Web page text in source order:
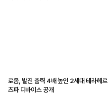
로옴, 발진 출력 4배 높인 2세대 테라헤르
츠파 디바이스 공개